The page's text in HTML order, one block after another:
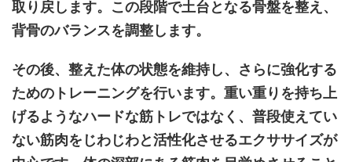
取り戻します。この段階で土台となる骨盤を整え、
背骨のバランスを調整します。
その後、整えた体の状態を維持し、さらに強化する
ためのトレーニングを行います。重い重りを持ち上
げるようなハードな筋トレではなく、普段使えてい
ない筋肉をじわじわと活性化させるエクササイズが